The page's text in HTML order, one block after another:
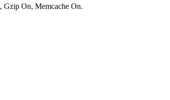
Gzip On, Memcache On.